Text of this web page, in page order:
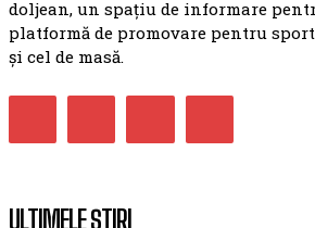
doljean, un spațiu de informare
platformă de promovare pentru
și cel de masă.
ULTIMELE ȘTIRI